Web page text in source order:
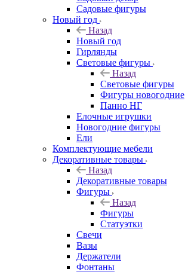
Садовые фигуры
Новый год
Назад
Новый год
Гирлянды
Световые фигуры
Назад
Световые фигуры
Фигуры новогодние
Панно НГ
Елочные игрушки
Новогодние фигуры
Ели
Комплектующие мебели
Декоративные товары
Назад
Декоративные товары
Фигуры
Назад
Фигуры
Статуэтки
Свечи
Вазы
Держатели
Фонтаны